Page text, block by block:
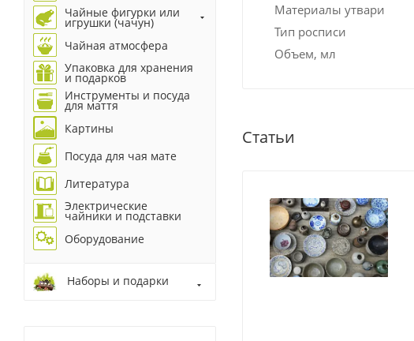
Материалы утвари
Тип росписи
Объем, мл
Статьи
Чайные фигурки или
игрушки (чачун)
Чайная атмосфера
Упаковка для хранения
и подарков
Инструменты и посуда
для маття
Картины
Посуда для чая мате
Литература
Электрические
чайники и подставки
Оборудование
Наборы и подарки